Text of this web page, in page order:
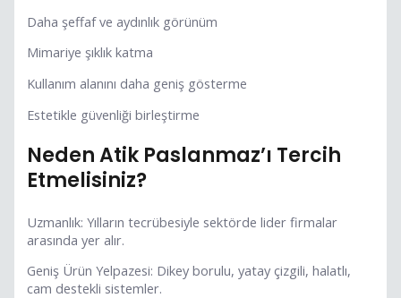
Daha şeffaf ve aydınlık görünüm
Mimariye şıklık katma
Kullanım alanını daha geniş gösterme
Estetikle güvenliği birleştirme
Neden Atik Paslanmaz’ı Tercih
Etmelisiniz?
Uzmanlık: Yılların tecrübesiyle sektörde lider firmalar
arasında yer alır.
Geniş Ürün Yelpazesi: Dikey borulu, yatay çizgili, halatlı,
cam destekli sistemler.